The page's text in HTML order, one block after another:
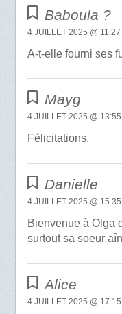
Baboula ?
4 JUILLET 2025 @ 11:27
A-t-elle fourni ses
Mayg
4 JUILLET 2025 @ 13:55
Félicitations.
Danielle
4 JUILLET 2025 @ 15:35
Bienvenue à Olga
surtout sa soeur
Alice
4 JUILLET 2025 @ 17:15